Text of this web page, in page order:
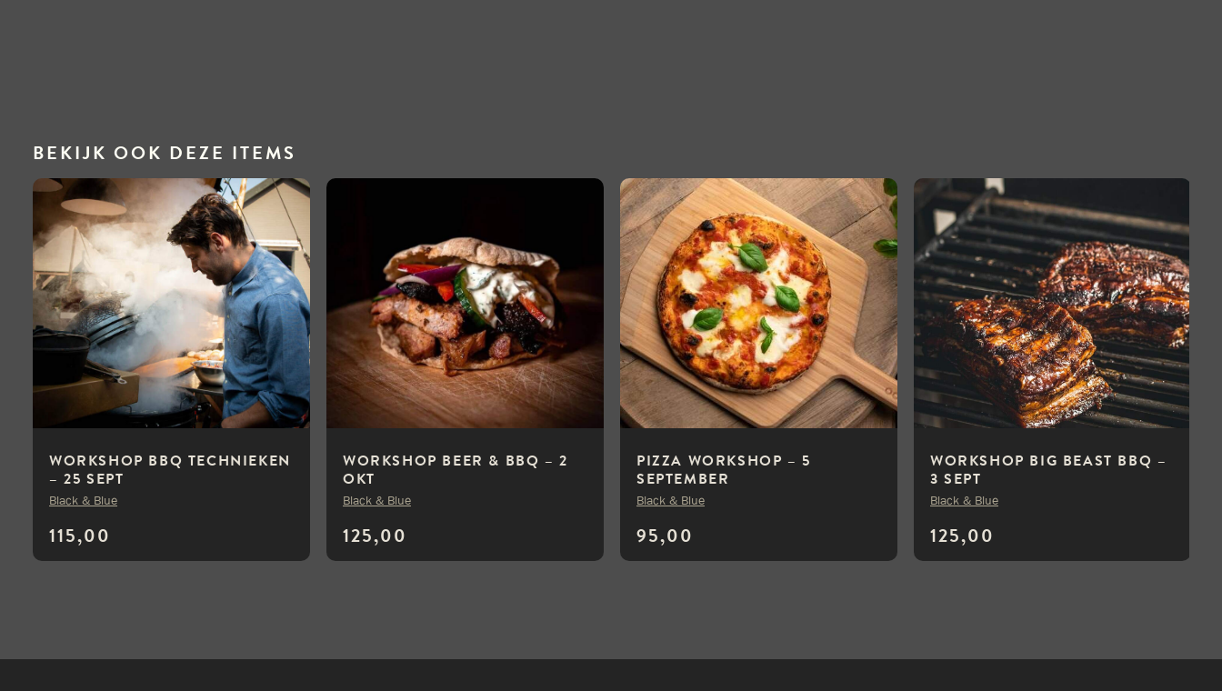
BEKIJK OOK DEZE ITEMS
WORKSHOP BBQ TECHNIEKEN
– 25 SEPT
115,00
Black & Blue
WORKSHOP BEER & BBQ – 2
OKT
125,00
Black & Blue
PIZZA WORKSHOP – 5
SEPTEMBER
95,00
Black & Blue
WORKSHOP BIG BEAST BBQ –
3 SEPT
125,00
Black & Blue